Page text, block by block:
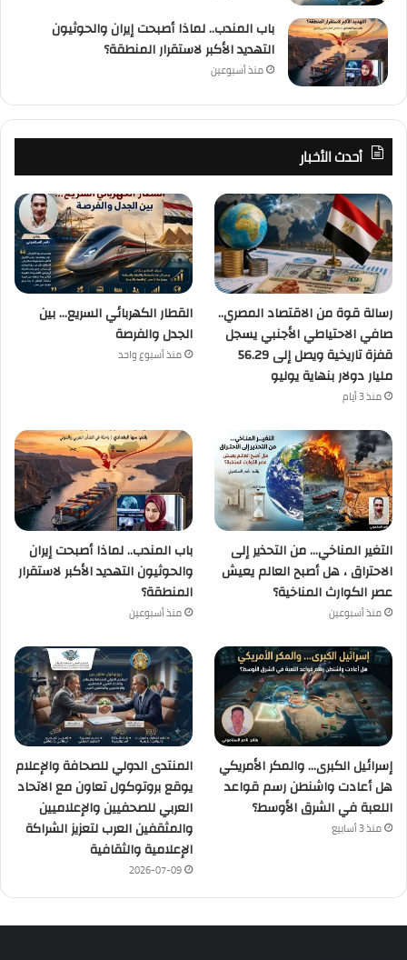
باب المندب.. لماذا أصبحت إيران والحوثيون
التهديد الأكبر لاستقرار المنطقة؟
منذ أسبوعين
أحدث الأخبار
رسالة قوة من الاقتصاد المصري..
صافي الاحتياطي الأجنبي يسجل
قفزة تاريخية ويصل إلى 56.29
مليار دولار بنهاية يوليو
منذ 3 أيام
القطار الكهربائي السريع… بين
الجدل والفرصة
منذ أسبوع واحد
التغير المناخي… من التحذير إلى
الاحتراق ، هل أصبح العالم يعيش
عصر الكوارث المناخية؟
منذ أسبوعين
باب المندب.. لماذا أصبحت إيران
والحوثيون التهديد الأكبر لاستقرار
المنطقة؟
منذ أسبوعين
إسرائيل الكبرى… والمكر الأمريكي
هل أعادت واشنطن رسم قواعد
اللعبة في الشرق الأوسط؟
منذ 3 أسابيع
المنتدى الدولي للصحافة والإعلام
يوقع بروتوكول تعاون مع الاتحاد
العربي للصحفيين والإعلاميين
والمثقفين العرب لتعزيز الشراكة
الإعلامية والثقافية
2026-07-09